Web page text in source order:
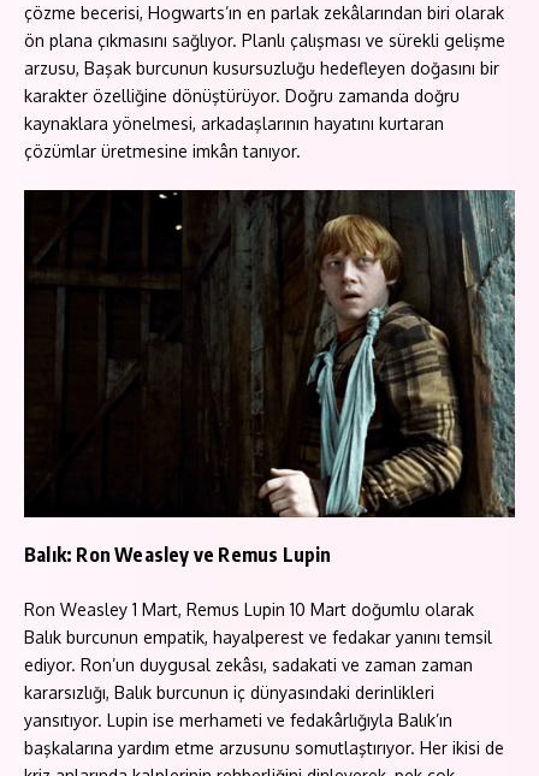
çözme becerisi, Hogwarts’ın en parlak zekâlarından biri olarak
ön plana çıkmasını sağlıyor. Planlı çalışması ve sürekli gelişme
arzusu, Başak burcunun kusursuzluğu hedefleyen doğasını bir
karakter özelliğine dönüştürüyor. Doğru zamanda doğru
kaynaklara yönelmesi, arkadaşlarının hayatını kurtaran
çözümlar üretmesine imkân tanıyor.
Balık: Ron Weasley ve Remus Lupin
Ron Weasley 1 Mart, Remus Lupin 10 Mart doğumlu olarak
Balık burcunun empatik, hayalperest ve fedakar yanını temsil
ediyor. Ron’un duygusal zekâsı, sadakati ve zaman zaman
kararsızlığı, Balık burcunun iç dünyasındaki derinlikleri
yansıtıyor. Lupin ise merhameti ve fedakârlığıyla Balık’ın
başkalarına yardım etme arzusunu somutlaştırıyor. Her ikisi de